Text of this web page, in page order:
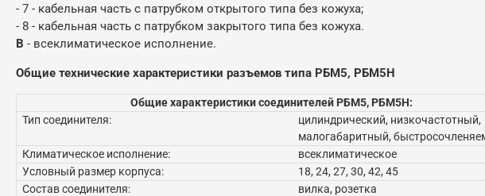
- 7 - кабельная часть с патрубком открытого типа без кожуха;
- 8 - кабельная часть с патрубком закрытого типа без кожуха.
В - всеклиматическое исполнение.
Общие технические характеристики разъемов типа РБМ5, РБМ5Н
Общие характеристики соединителей РБМ5, РБМ5Н:
Тип соединителя:
цилиндрический, низкочастотный,
малогабаритный,
Климатическое исполнение:
всеклиматическое
Условный размер корпуса:
18, 24, 27, 30, 42, 45
Состав соединителя:
вилка, розетка